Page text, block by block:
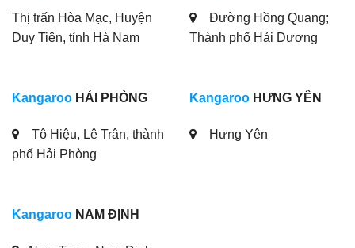
Thị trấn Hòa Mạc, Huyện
Duy Tiên, tỉnh Hà Nam
Đường Hồng Quang;
Thành phố Hải Dương
Kangaroo HẢI PHÒNG
Tô Hiệu, Lê Trân, thành
phố Hải Phòng
Kangaroo HƯNG YÊN
Hưng Yên
Kangaroo NAM ĐỊNH